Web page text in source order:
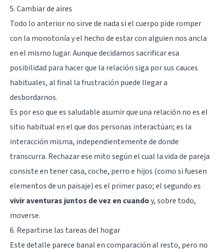
5. Cambiar de aires
Todo lo anterior no sirve de nada si el cuerpo pide romper
con la monotonía y el hecho de estar con alguien nos ancla
en el mismo lugar. Aunque decidamos sacrificar esa
posibilidad para hacer que la relación siga por sus cauces
habituales, al final la frustración puede llegar a
desbordarnos.
Es por eso que es saludable asumir que una relación no es el
sitio habitual en el que dos personas interactúan; es la
interacción misma, independientemente de donde
transcurra. Rechazar ese mito según el cual la vida de pareja
consiste en tener casa, coche, perro e hijos (como si fuesen
elementos de un paisaje) es el primer paso; el segundo es
vivir aventuras juntos de vez en cuandoy, sobre todo,
moverse.
6. Repartirse las tareas del hogar
Este detalle parece banal en comparación al resto, pero no